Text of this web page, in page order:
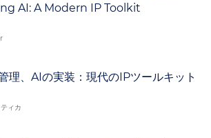
AI: A Modern IP Toolkit
理、AIの実装：現代のIPツールキット
ィカ